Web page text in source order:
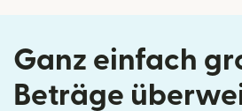
Ganz einfach
Beträge